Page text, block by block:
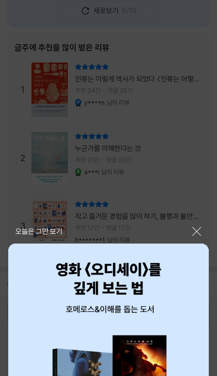
는 과정에서 나오미가 다치게 되자, 고스케는
모든 책임을 지고 형사직에서 물러난다. 하지만
을 받게 된다. 그렇게 끝난 4권 이후, 나는 5권
이 출간되기만을 기다렸다. 형사가 아닌 호텔리
어가 된 닛타 고스케의 모습이 무척 궁금했기
때문이다. 그동안 호텔에서 잠복 수사를 하며
어설픈 호텔리어의 가면을 쓰고 있었다면, 이제
는 가면
새로보기 5/10
금주에 추천을 많이 받은 리뷰
1
인류는 이렇게 역사가 되었다 <인류는 어떻게
역사가 되었나>
추천 24건 댓글 25건
y****n 님의 리뷰
2
누군가를 이해한다는 것
추천 21건 댓글 20건
a***i 님의 리뷰
3
작고 즐거운 경험을 많이 하기, 불행과 불안을
회피하지 말기, 그리고 좋은 사람을 많이 만나
기.
추천 17건
댓글 17건
h*******1 님의 리뷰
공지 8월 신용카드 무이자할부 안내
오늘은 그만 보기
최근 본 상품
티켓 1544-6399
중고샵 1566-4295
eBook 1:1문의/채팅상담
예스이십사(주) 사업자 정보
이용약관
개인정보처리방침 청소년보호정책